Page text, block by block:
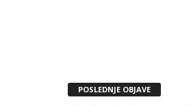
POSLEDNJE OBJAVE